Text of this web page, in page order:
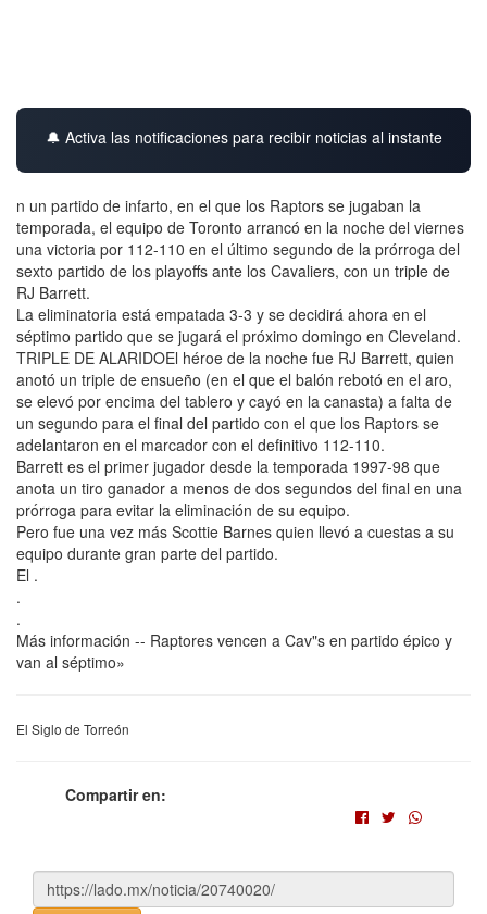
🔔 Activa las notificaciones para recibir noticias al instante
n un partido de infarto, en el que los Raptors se jugaban la
temporada, el equipo de Toronto arrancó en la noche del viernes
una victoria por 112-110 en el último segundo de la prórroga del
sexto partido de los playoffs ante los Cavaliers, con un triple de
RJ Barrett.
La eliminatoria está empatada 3-3 y se decidirá ahora en el
séptimo partido que se jugará el próximo domingo en Cleveland.
TRIPLE DE ALARIDOEl héroe de la noche fue RJ Barrett, quien
anotó un triple de ensueño (en el que el balón rebotó en el aro,
se elevó por encima del tablero y cayó en la canasta) a falta de
un segundo para el final del partido con el que los Raptors se
adelantaron en el marcador con el definitivo 112-110.
Barrett es el primer jugador desde la temporada 1997-98 que
anota un tiro ganador a menos de dos segundos del final en una
prórroga para evitar la eliminación de su equipo.
Pero fue una vez más Scottie Barnes quien llevó a cuestas a su
equipo durante gran parte del partido.
El .
.
.
Más información -- Raptores vencen a Cav"s en partido épico y
van al séptimo»
El Siglo de Torreón
Compartir en: